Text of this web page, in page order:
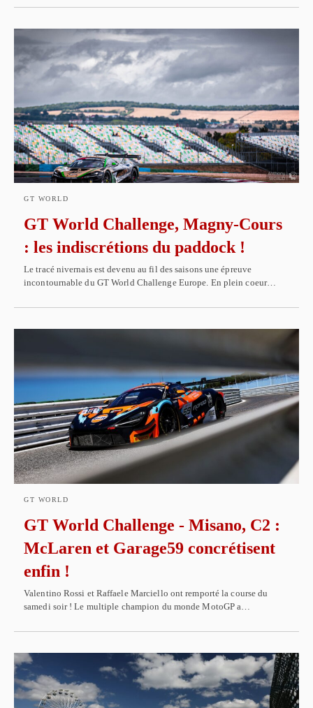
GT WORLD
GT World Challenge, Magny-Cours
: les indiscrétions du paddock !
Le tracé nivernais est devenu au fil des saisons une épreuve
incontournable du GT World Challenge Europe. En plein coeur…
GT WORLD
GT World Challenge - Misano, C2 :
McLaren et Garage59 concrétisent
enfin !
Valentino Rossi et Raffaele Marciello ont remporté la course du
samedi soir ! Le multiple champion du monde MotoGP a…